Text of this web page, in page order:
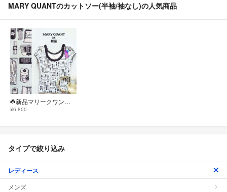
MARY QUANTのカットソー(半袖/袖なし)の人気商品
☘️新品マリークワントMARY QUANTレース コスメ半袖カットソーM水色
¥6,800
タイプで絞り込み
レディース
メンズ